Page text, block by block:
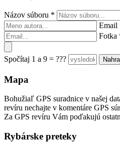
Názov súboru *
Email
Fotka
Spočítaj 1 a 9 = ???
Mapa
Bohužiaľ GPS suradnice v našej
revíru nechajte v komentáre GPS
Za GPS revíru Vám poďakujú
Rybárske preteky